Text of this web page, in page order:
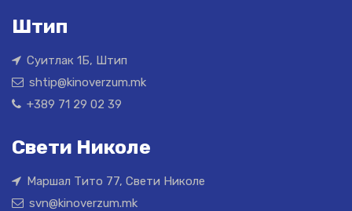
Штип
Суитлак 1Б, Штип
shtip@kinoverzum.mk
+389 71 29 02 39
Свети Николе
Маршал Тито 77, Свети Николе
svn@kinoverzum.mk